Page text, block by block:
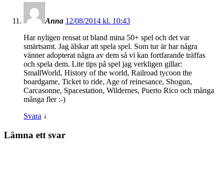
Anna 12/08/2014 kl. 10:43
Har nyligen rensat ut bland mina 50+ spel och det var
smärtsamt. Jag älskar att spela spel. Som tur är har några
vänner adopterat några av dem så vi kan fortfarande träffas
och spela dem. Lite tips på spel jag verkligen gillar:
SmallWorld, History of the world, Railroad tycoon the
boardgame, Ticket to ride, Age of reinesance, Shogun,
Carcasonne, Spacestation, Wildernes, Puerto Rico och många
många fler :-)
Svara ↓
Lämna ett svar